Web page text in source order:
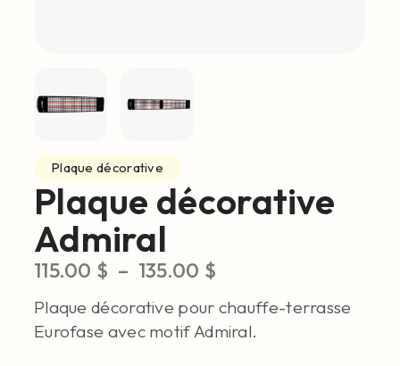
Plaque décorative
Plaque décorative
Admiral
115.00 $ – 135.00 $
Plaque décorative pour chauffe-terrasse
Eurofase avec motif Admiral.